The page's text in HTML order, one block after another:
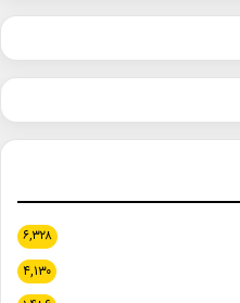
۶,۳۲۸
۴,۱۳۰